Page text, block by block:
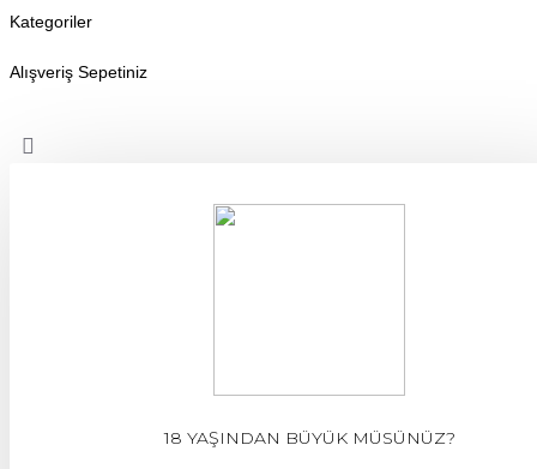
Kategoriler
Alışveriş Sepetiniz
18 YAŞINDAN BÜYÜK MÜSÜNÜZ?